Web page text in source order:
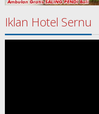
Iklan Hotel Sernu